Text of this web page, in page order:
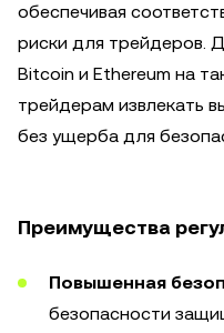
обеспечивая
риски для трейдеров.
Bitcoin и Ethereum на
трейдерам извлекать
без ущерба для
Преимущества
Повышенная
безопасности